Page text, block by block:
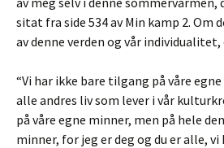
sitat fra side 534 av Min kamp 2. Om
av denne verden og vår individualitet,
“Vi har ikke bare tilgang på våre
alle andres liv som lever i vår
på våre egne minner, men på hele
minner, for jeg er deg og du er alle,